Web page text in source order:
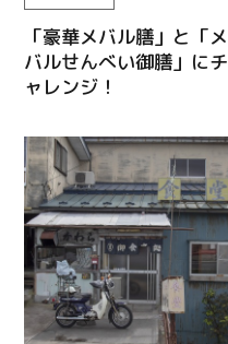
「豪華メバル膳」と「メ
バルせんべい御膳」にチ
ャレンジ！